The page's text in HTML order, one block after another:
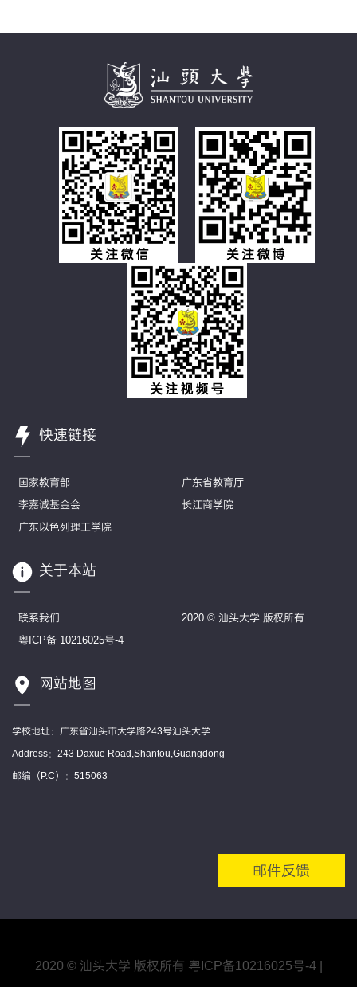
快速链接
国家教育部
广东省教育厅
李嘉诚基金会
长江商学院
广东以色列理工学院
关于本站
联系我们
2020 © 汕头大学 版权所有
粤ICP备 10216025号-4
网站地图
学校地址：广东省汕头市大学路243号汕头大学
Address：243 Daxue Road,Shantou,Guangdong
邮编（P.C）：515063
邮件反馈
2020 © 汕头大学 版权所有 粤ICP备10216025号-4|